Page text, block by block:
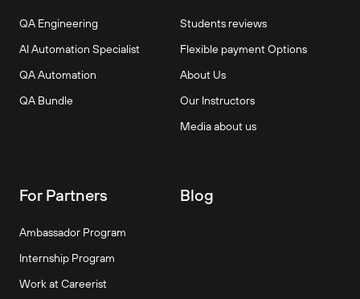
QA Engineering
AI Automation Specialist
QA Automation
QA Bundle
Students reviews
Flexible payment Options
About Us
Our Instructors
Media about us
For Partners
Ambassador Program
Internship Program
Work at Careerist
Blog